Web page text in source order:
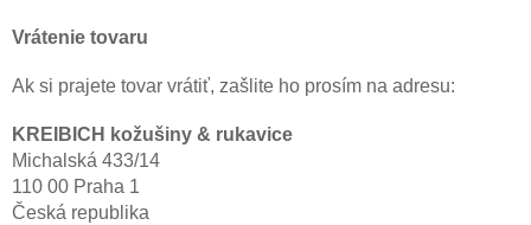
Vrátenie tovaru
Ak si prajete tovar vrátiť, zašlite ho prosím na adresu:
KREIBICH kožušiny & rukavice
Michalská 433/14
110 00 Praha 1
Česká republika